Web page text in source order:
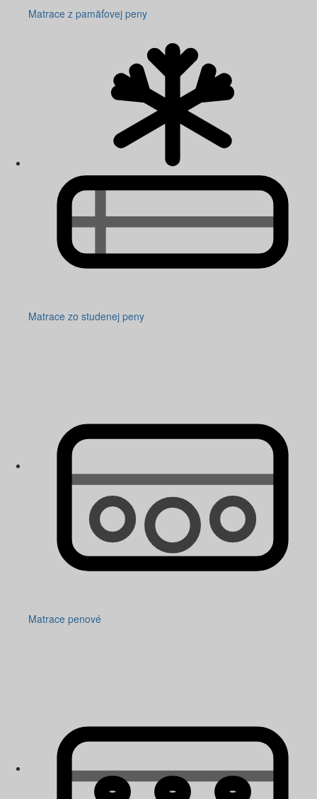
Matrace z pamäťovej peny
Matrace zo studenej peny
Matrace penové